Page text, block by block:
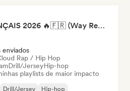
RAP FRANÇAIS 2026 🔥🇫🇷 (Way Records)
Rap / Hip Hop
Drill/JerseyHip-hop
playlists de maior impacto
Drill/Jersey Hip-hop